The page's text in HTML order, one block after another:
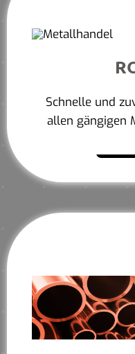
Schnelle und
allen gängigen